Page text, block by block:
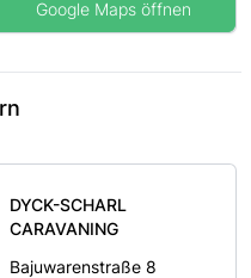
Google Maps öffnen
DYCK-SCHARL
CARAVANING
Bajuwarenstraße 8